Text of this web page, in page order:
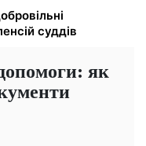
суддів
як